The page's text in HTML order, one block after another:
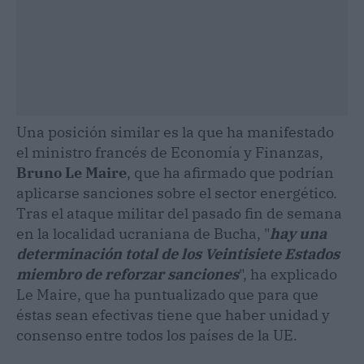
Una posición similar es la que ha manifestado
el ministro francés de Economía y Finanzas,
Bruno Le Maire, que ha afirmado que podrían
aplicarse sanciones sobre el sector energético.
Tras el ataque militar del pasado fin de semana
en la localidad ucraniana de Bucha, "hay una
determinación total de los Veintisiete Estados
miembro de reforzar sanciones", ha explicado
Le Maire, que ha puntualizado que para que
éstas sean efectivas tiene que haber unidad y
consenso entre todos los países de la UE.